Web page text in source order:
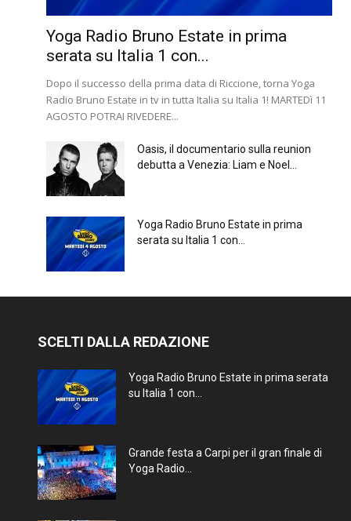
Yoga Radio Bruno Estate in prima
serata su Italia 1 con...
Dopo il successo della prima data di Riccione, torna Yoga
Radio Bruno Estate in tv in tutta Italia su Italia 1! MARTEDì 11
AGOSTO POTRAI RIVEDERE...
Oasis, il documentario sulla reunion
debutta a Venezia: Liam e Noel...
Yoga Radio Bruno Estate in prima
serata su Italia 1 con...
SCELTI DALLA REDAZIONE
Yoga Radio Bruno Estate in prima serata
su Italia 1 con...
Grande festa a Carpi per il gran finale di
Yoga Radio...